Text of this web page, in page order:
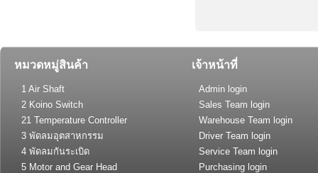
หมวดหมู่สินค้า
1 Air Shaft
2 Koino Switch
21 Temperature Controller
(General Type)
3 พัดลมอุตสาหกรรม
4 พัดลมกันระเบิด
5 Motor and Gear Head
เจ้าหน้าที่
Admin login
Sales Team login
Warehouse Team login
Driver Team login
Service Team login
Purchasing login